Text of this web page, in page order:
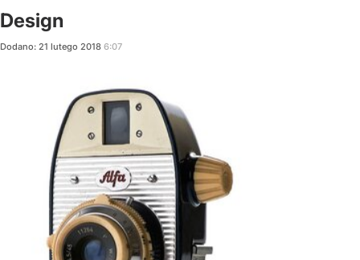
Design
Dodano: 21 lutego 2018 6:07